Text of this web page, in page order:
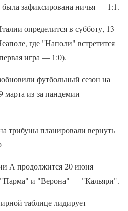
зафиксирована ничья — 1:1.
определится в субботу, 13
где "Наполи" встретится
игра — 1:0).
футбольный сезон на
из-за пандемии
трибуны планировали вернуть
А продолжится 20 июня
и "Верона" — "Кальяри".
таблице лидирует